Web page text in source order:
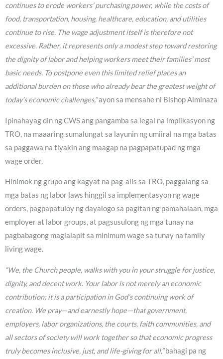
continues to erode workers’ purchasing power, while the costs of
food, transportation, housing, healthcare, education, and utilities
continue to rise. The wage adjustment itself is therefore not
excessive. Rather, it represents only a modest step toward restoring
the dignity of labor and helping workers meet their families’ most
basic needs. To postpone even this limited relief places an
additional burden on those who already bear the greatest weight of
today’s economic challenges,”ayon sa mensahe ni Bishop Alminaza
Ipinahayag din ng CWS ang pangamba sa legal na implikasyon ng
TRO, na maaaring sumalungat sa layunin ng umiiral na mga batas
sa paggawa na tiyakin ang maagap na pagpapatupad ng mga
wage order.
Hinimok ng grupo ang kagyat na pag-alis sa TRO, paggalang sa
mga batas ng labor laws hinggil sa implementasyon ng wage
orders, pagpapatuloy ng dayalogo sa pagitan ng pamahalaan, mga
employer at labor groups, at pagsusulong ng mga tunay na
pagbabagong maglalapit sa minimum wage sa tunay na family
living wage.
“We, the Church people, walks with you in your struggle for justice,
dignity, and decent work. Your labor is not merely an economic
contribution; it is a participation in God’s continuing work of
creation. We pray—and earnestly hope—that government,
employers, labor organizations, the courts, faith communities, and
all sectors of society will work together so that economic progress
truly becomes inclusive, just, and life-giving for all,”bahagi pa ng